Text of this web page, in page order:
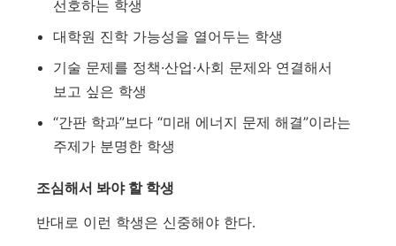
선호하는 학생
대학원 진학 가능성을 열어두는 학생
기술 문제를 정책·산업·사회 문제와 연결해서
보고 싶은 학생
“간판 학과”보다 “미래 에너지 문제 해결”이라는
주제가 분명한 학생
조심해서 봐야 할 학생
반대로 이런 학생은 신중해야 한다.